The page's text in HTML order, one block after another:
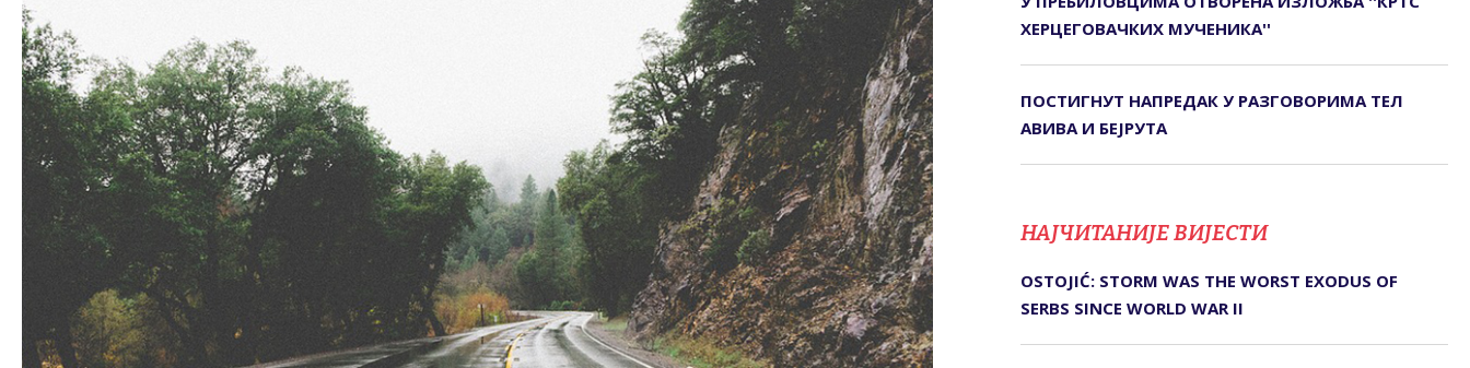
ХЕРЦЕГОВАЧКИХ МУЧЕНИКА''
ПОСТИГНУТ НАПРЕДАК У РАЗГОВОРИМА ТЕЛ
АВИВА И БЕЈРУТА
НАЈЧИТАНИЈЕ ВИЈЕСТИ
OSTOJIĆ: STORM WAS THE WORST EXODUS OF
SERBS SINCE WORLD WAR II